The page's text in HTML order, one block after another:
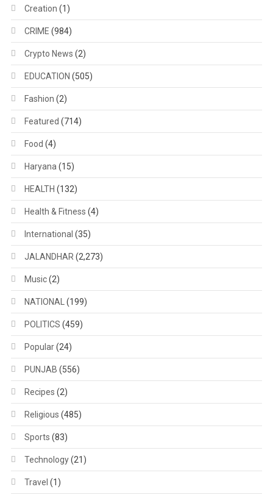
Creation (1)
CRIME (984)
Crypto News (2)
EDUCATION (505)
Fashion (2)
Featured (714)
Food (4)
Haryana (15)
HEALTH (132)
Health & Fitness (4)
International (35)
JALANDHAR (2,273)
Music(2)
NATIONAL (199)
POLITICS (459)
Popular(24)
PUNJAB (556)
Recipes (2)
Religious (485)
Sports (83)
Technology(21)
Travel (1)